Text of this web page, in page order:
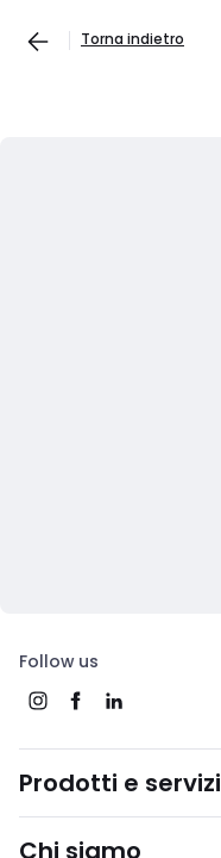
Torna indietro
Follow us
Prodotti e servizi
Chi siamo